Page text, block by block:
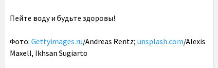
Пейте воду и будьте здоровы!
Фото: Gettyimages.ru/Andreas Rentz; unsplash.com/Alexis
Maxell, Ikhsan Sugiarto